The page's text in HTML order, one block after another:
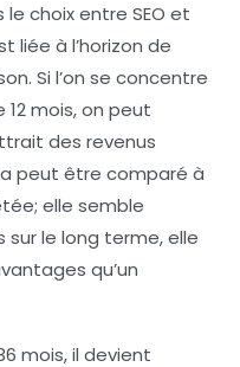
choix entre SEO et
liée à l’horizon de
Si l’on se concentre
mois, on peut
des revenus
peut être comparé à
elle semble
le long terme, elle
qu’un
mois, il devient